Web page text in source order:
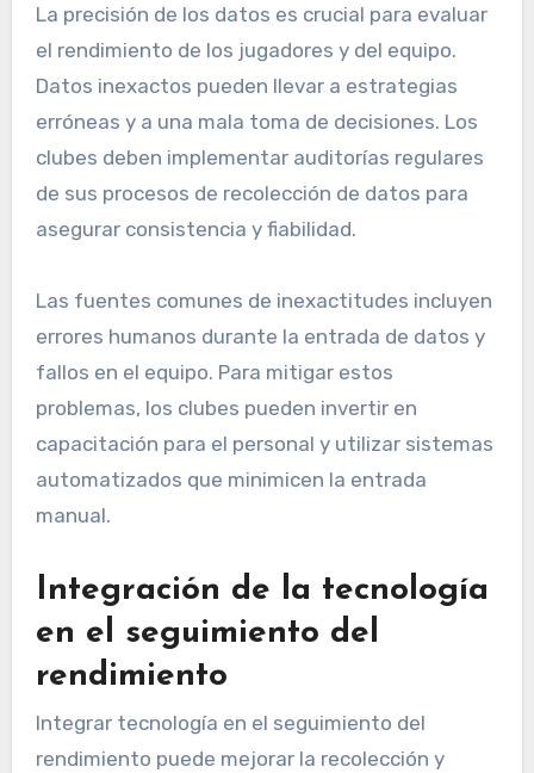
La precisión de los datos es crucial para evaluar
el rendimiento de los jugadores y del equipo.
Datos inexactos pueden llevar a estrategias
erróneas y a una mala toma de decisiones. Los
clubes deben implementar auditorías regulares
de sus procesos de recolección de datos para
asegurar consistencia y fiabilidad.
Las fuentes comunes de inexactitudes incluyen
errores humanos durante la entrada de datos y
fallos en el equipo. Para mitigar estos
problemas, los clubes pueden invertir en
capacitación para el personal y utilizar sistemas
automatizados que minimicen la entrada
manual.
Integración de la tecnología
en el seguimiento del
rendimiento
Integrar tecnología en el seguimiento del
rendimiento puede mejorar la recolección y